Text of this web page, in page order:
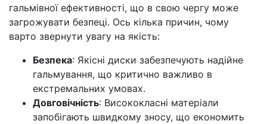
гальмівної ефективності, що в свою чергу може
загрожувати безпеці. Ось кілька причин, чому
варто звернути увагу на якість:
Безпека: Якісні диски забезпечують надійне
гальмування, що критично важливо в
екстремальних умовах.
Довговічність: Висококласні матеріали
запобігають швидкому зносу, що економить